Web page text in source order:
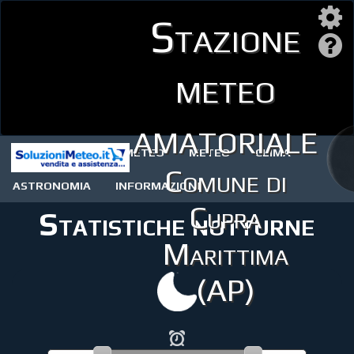
Stazione
meteo
amatoriale
Comune di
Cupra
Marittima
(AP)
STAZIONE METEO METEO CLIMA
ASTRONOMIA INFORMAZIONI
Statistiche notturne